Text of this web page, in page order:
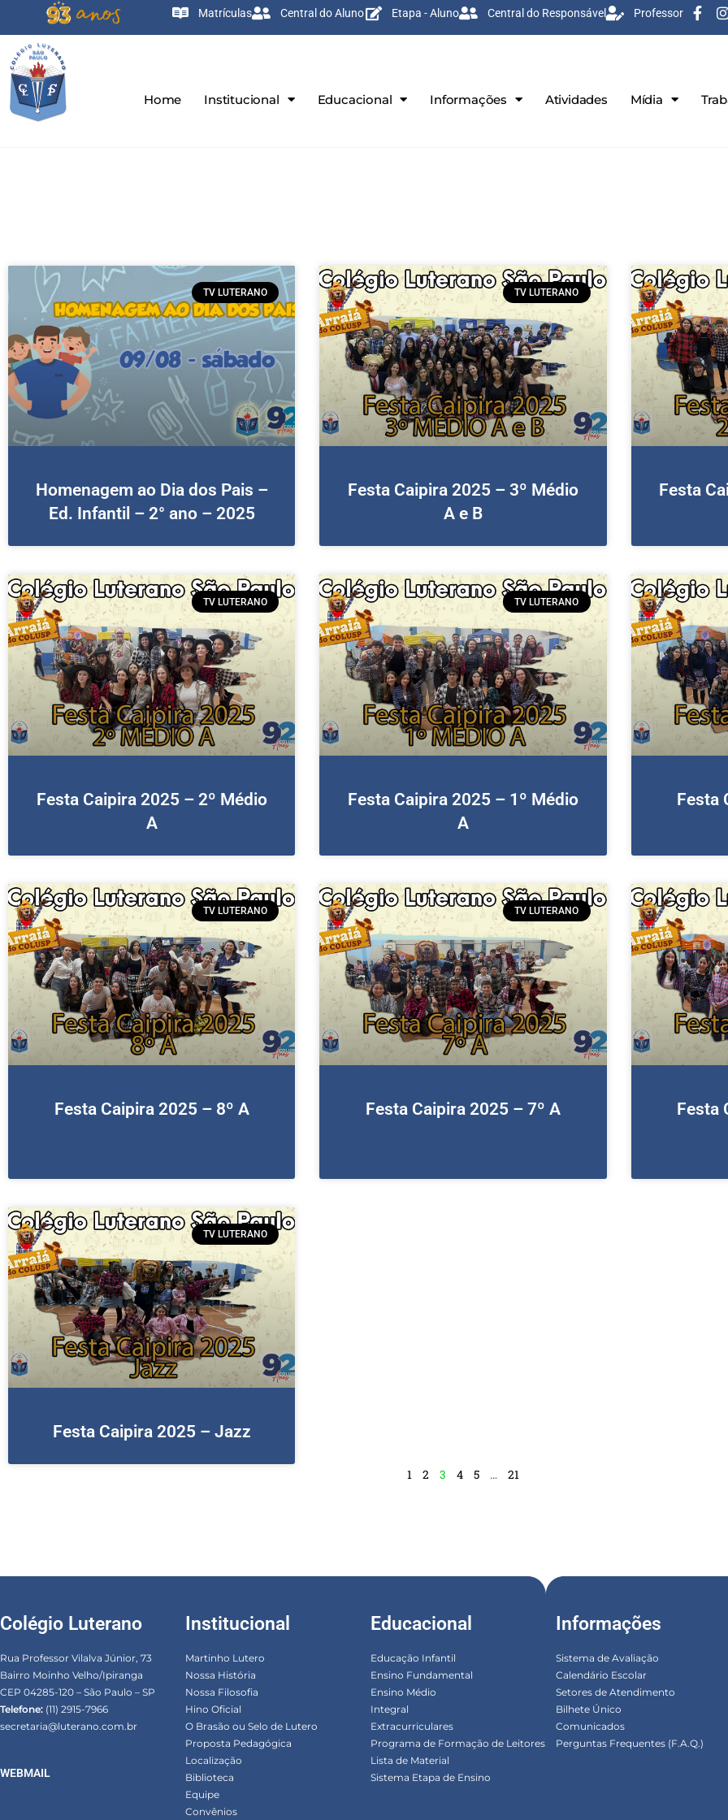
Matrículas Central do Aluno Etapa - Aluno Central do Responsável Professor
Home Institucional Educacional Informações Atividades Mídia
TV LUTERANO
Homenagem ao Dia dos Pais –
Ed. Infantil – 2° ano – 2025
TV LUTERANO
Festa Caipira 2025 – 3º Médio
A e B
Festa
TV LUTERANO
Festa Caipira 2025 – 2º Médio
A
TV LUTERANO
Festa Caipira 2025 – 1º Médio
A
Festa
TV LUTERANO
Festa Caipira 2025 – 8º A
TV LUTERANO
Festa Caipira 2025 – 7º A Festa
TV LUTERANO
Festa Caipira 2025 – Jazz
1 2 3 4 5 … 21
Colégio Luterano
Rua Professor Vilalva Júnior, 73
Bairro Moinho Velho/Ipiranga
CEP 04285-120 – São Paulo – SP
Telefone: (11) 2915-7966
secretaria@luterano.com.br
WEBMAIL
Institucional
Martinho Lutero
Nossa História
Nossa Filosofia
Hino Oficial
O Brasão ou Selo de Lutero
Proposta Pedagógica
Localização
Biblioteca
Equipe
Convênios
Educacional
Educação Infantil
Ensino Fundamental
Ensino Médio
Integral
Extracurriculares
Programa de Formação de Leitores
Lista de Material
Sistema Etapa de Ensino
Informações
Sistema de Avaliação
Calendário Escolar
Setores de Atendimento
Bilhete Único
Comunicados
Perguntas Frequentes (F.A.Q.)